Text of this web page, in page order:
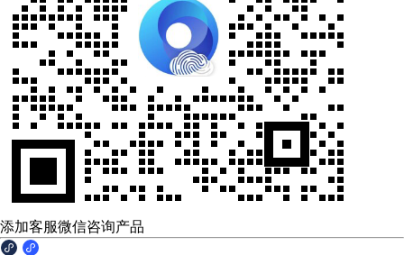
添加客服微信咨询产品